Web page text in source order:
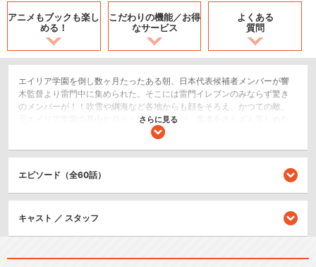
アニメもブックも楽し
める！
こだわりの機能／お得
なサービス
よくある
質問
エイリア学園を倒し数ヶ月たったある朝、日本代表候補者メンバーが響
木監督より雷門中に集められた。そこには雷門イレブンのみならず驚き
のメンバーが！！吹雪や綱海など各地からも顔をそろえ、かつての敵、
元エイリア学園の基山ヒロト・緑川リュウジ、鬼道をさんざん苦しめた
あの不動明王も選ばれていた。と、そこへ現れた監督の響木から、『フ
表され、日本代表選手決定の選考試合が行われた。
スポーツ/競技
アクション/バトル
キッズ/ファミリー
さらに見る
エピソード（全60話）
キャスト ／ スタッフ